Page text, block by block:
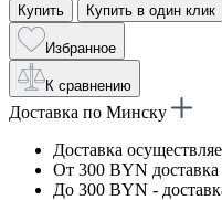
Купить Купить в один клик
Избранное
К сравнению
Доставка по Минску
Доставка
От 300 BYN
До 300 BYN -